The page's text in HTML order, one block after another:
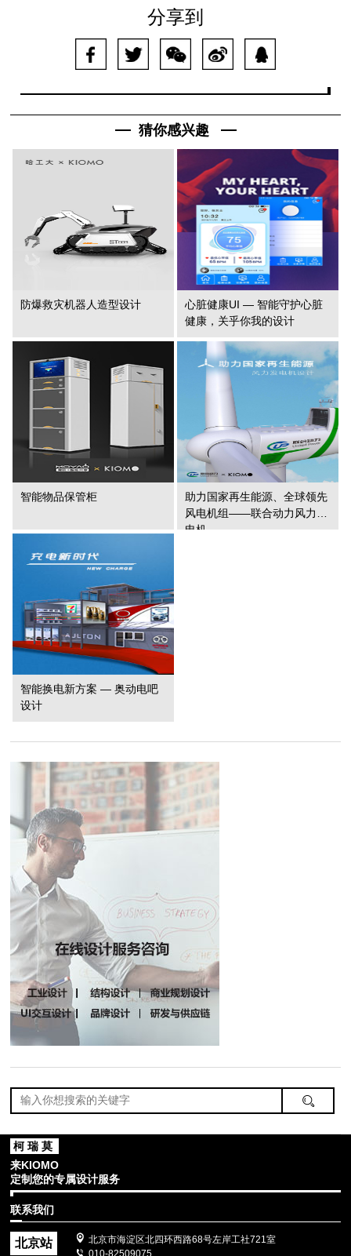
分享到
猜你感兴趣
防爆救灾机器人造型设计
心脏健康UI — 智能守护心脏
健康，关乎你我的设计
智能物品保管柜
助力国家再生能源、全球领先
风电机组——联合动力风力发
电机
智能换电新方案 — 奥动电吧
设计
柯瑞莫
来KIOMO
定制您的专属设计服务
联系我们
北京站
北京市海淀区北四环西路68号左岸工社721室
010-82509075